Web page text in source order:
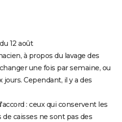
12 août
à propos du lavage des
une fois par semaine, ou
Cependant, il y a des
: ceux qui conservent les
caisses ne sont pas des